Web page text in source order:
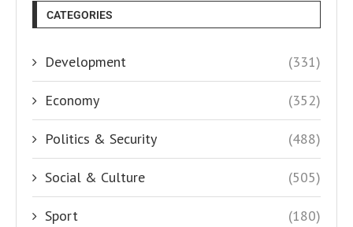
CATEGORIES
Development (331)
Economy (352)
Politics & Security (488)
Social & Culture (505)
Sport (180)